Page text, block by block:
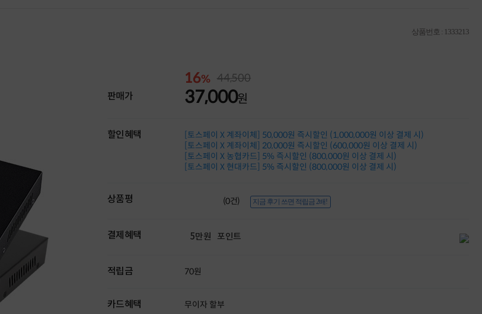
누적 금액 별
적립금 페이백!
Dell 구매왕
상품권 30만원
상품번호 : 1333213
판매가
16% 44,500
37,000원
할인혜택
[토스페이 X 계좌이체] 50,000원 즉시할인 (1,000,000원 이상 결제 시)
[토스페이 X 계좌이체] 20,000원 즉시할인 (600,000원 이상 결제 시)
[토스페이 X 농협카드] 5% 즉시할인 (800,000원 이상 결제 시)
[토스페이 X 현대카드] 5% 즉시할인 (800,000원 이상 결제 시)
상품평 (0건) 지금 후기 쓰면 적립금 2배!
결제혜택 5만원 포인트
적립금 70원
카드혜택 무이자 할부